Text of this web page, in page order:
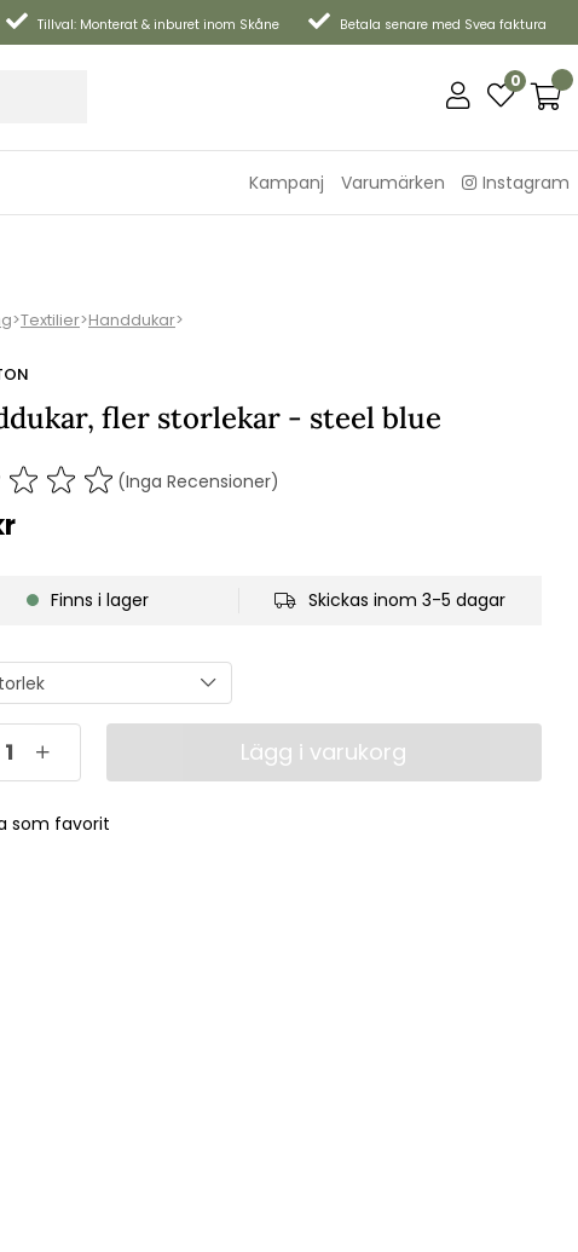
Tillval: Monterat & inburet inom Skåne Betala senare med Svea faktura
0
Kampanj Varumärken Instagram
>Textilier>Handdukar>
fler storlekar - steel blue
(Inga Recensioner)
Finns i lager Skickas inom 3-5 dagar
Lägg i varukorg
som favorit